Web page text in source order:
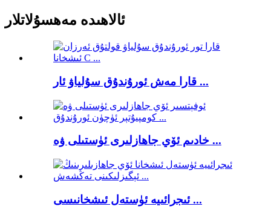
ئالاھىدە مەھسۇلاتلار
قارا مەش ئورۇندۇق سۇلياۋ ئار ...
خادىم ئۆي جاھازلىرى ئۈستىلى ۋە ...
ئىجرائىيە ئۈستەل ئىشخانىسى ...